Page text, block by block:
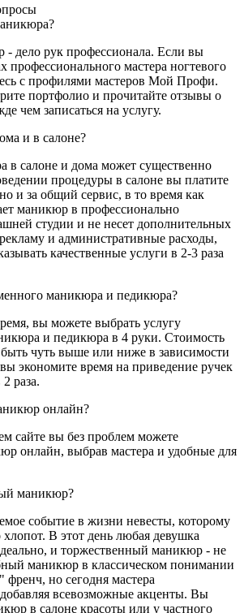
дело рук профессионала. Если вы
профессионального мастера ногтевого
с профилями мастеров Мой Профи.
портфолио и прочитайте отзывы о
чем записаться на услугу.
и в салоне?
в салоне и дома может существенно
процедуры в салоне вы платите
и за общий сервис, в то время как
маникюр в профессионально
студии и не несет дополнительных
и административные расходы,
качественные услуги в 2-3 раза
маникюра и педикюра?
вы можете выбрать услугу
и педикюра в 4 руки. Стоимость
чуть выше или ниже в зависимости
экономите время на приведение ручек
раза.
онлайн?
сайте вы без проблем можете
онлайн, выбрав мастера и удобные для
маникюр?
событие в жизни невесты, которому
В этот день любая девушка
и торжественный маникюр - не
маникюр в классическом понимании
но сегодня мастера
всевозможные акценты. Вы
в салоне красоты или у частного